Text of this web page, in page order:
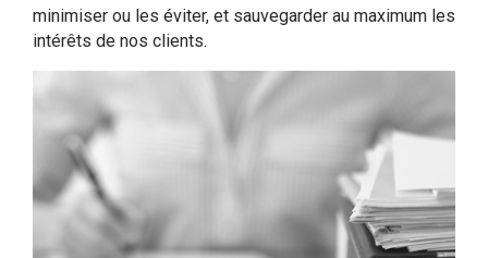
minimiser ou les éviter, et sauvegarder au maximum les
intérêts de nos clients.